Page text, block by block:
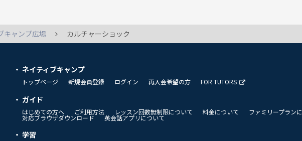
キャンプ広場 カルチャーショック
ネイティブキャンプ
トップページ 新規会員登録 ログイン 再入会希望の方 FOR TUTORS
ガイド
はじめての方へ ご利用方法 レッスン回数無制限について 料金について ファミリープラン
対応ブラウザダウンロード 英会話アプリについて
学習